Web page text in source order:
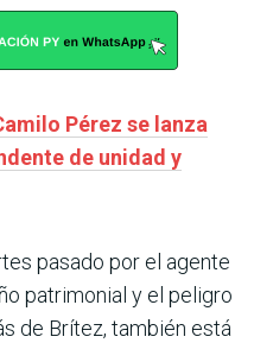
Pérez se lanza
de unidad y
pasado por el agente
patrimonial y el peligro
de Brítez, también está